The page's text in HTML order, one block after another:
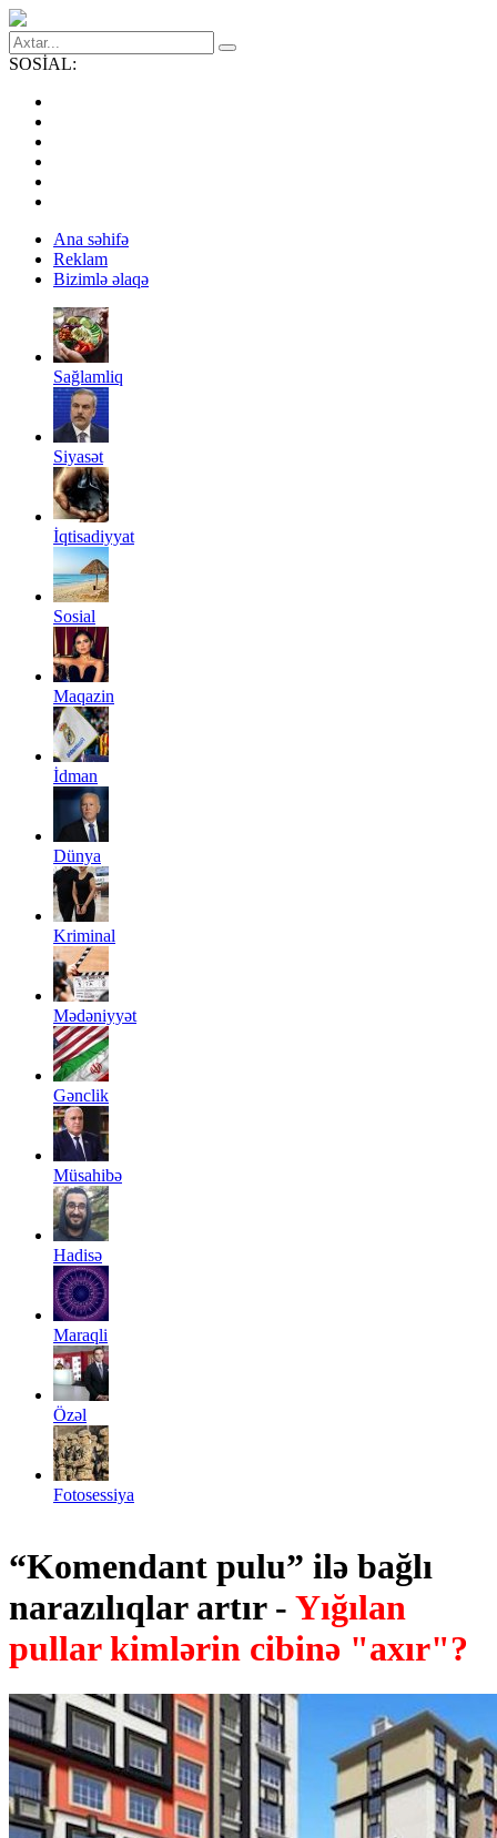
SOSİAL:
Ana səhifə
Reklam
Bizimlə əlaqə
Sağlamliq
Siyasət
İqtisadiyyat
Sosial
Maqazin
İdman
Dünya
Kriminal
Mədəniyyət
Gənclik
Müsahibə
Hadisə
Maraqli
Özəl
Fotosessiya
“Komendant pulu” ilə bağlı
narazılıqlar artır - Yığılan
pullar kimlərin cibinə "axır"?